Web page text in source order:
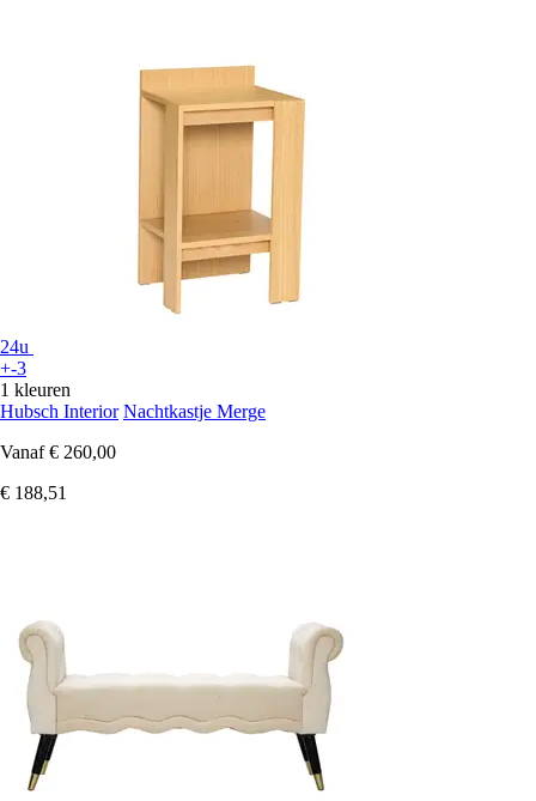
24u
+-3
1 kleuren
Hubsch Interior Nachtkastje Merge
Vanaf € 260,00
€ 188,51